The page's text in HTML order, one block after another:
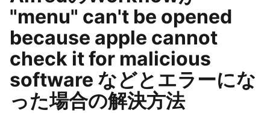
"menu" can't be opened
because apple cannot
check it for malicious
software などとエラーにな
った場合の解決方法